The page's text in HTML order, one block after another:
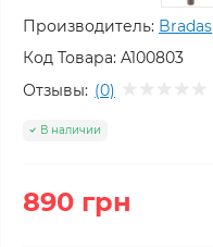
Производитель: Bradas
Код Товара: A100803
Отзывы: (0)
В наличии
890 грн